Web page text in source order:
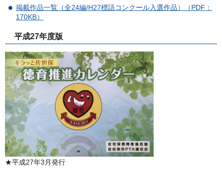
掲載作品一覧（全24編/H27標語コンクール入選作品）（PDF：
170KB）
平成27年度版
★平成27年3月発行